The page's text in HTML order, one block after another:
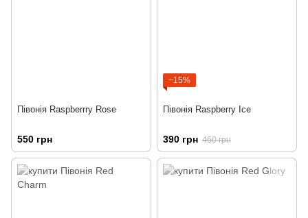
Півонія Raspberrry Rose
550 грн
−15%
Півонія Raspberry Ice
390 грн 460 грн